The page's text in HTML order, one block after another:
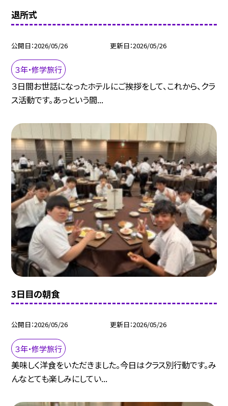
退所式
公開日 2026/05/26 更新日 2026/05/26
３年・修学旅行
３日間お世話になったホテルにご挨拶をして、これから、クラ
ス活動です。あっという間...
3日目の朝食
公開日 2026/05/26 更新日 2026/05/26
３年・修学旅行
美味しく洋食をいただきました。今日はクラス別行動です。み
んなとても楽しみにしてい...